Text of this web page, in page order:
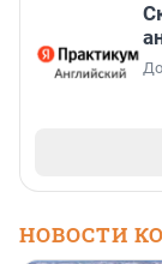
До
НОВОСТИ